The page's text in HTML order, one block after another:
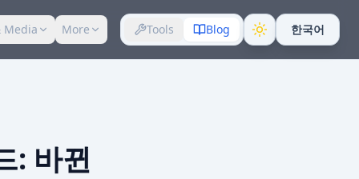
Media More Tools Blog 한국어
: 바뀐